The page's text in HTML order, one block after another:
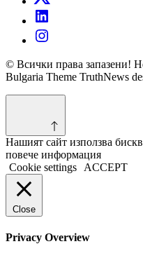
© Всички права запазени!
Bulgaria Theme TruthNews
Нашият сайт използва
повече информация
Cookie settings
ACCEPT
Close
Privacy Overview